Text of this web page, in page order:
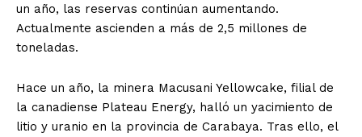
un año, las reservas continúan aumentando.
Actualmente ascienden a más de 2,5 millones de
toneladas.
Hace un año, la minera Macusani Yellowcake, filial de
la canadiense Plateau Energy, halló un yacimiento de
litio y uranio en la provincia de Carabaya. Tras ello, el